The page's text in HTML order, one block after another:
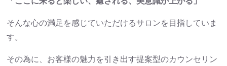
そんな心の満足を感じていただけるサロンを目指していま
す。
その為に、お客様の魅力を引き出す提案型のカウンセリン